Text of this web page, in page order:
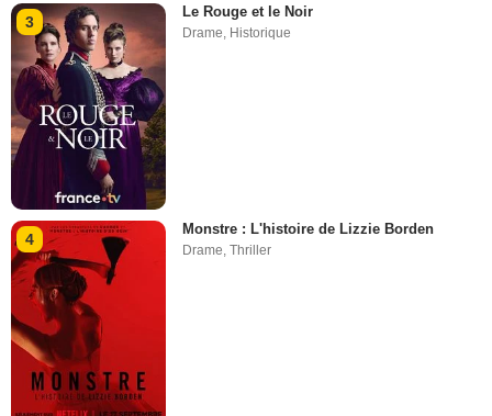
3
Le Rouge et le Noir
Drame, Historique
4
Monstre : L'histoire de Lizzie Borden
Drame,Thriller